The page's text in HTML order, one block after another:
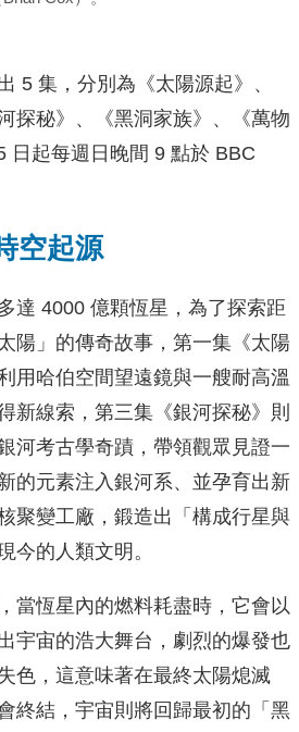
5 集，分別為《太陽源起》、
探秘》、《黑洞家族》、《萬物
日起每週日晚間 9 點於 BBC
空起源
達 4000 億顆恆星，為了探索距
陽」的傳奇故事，第一集《太陽
用哈伯空間望遠鏡與一艘耐高溫
新線索，第三集《銀河探秘》則
河考古學奇蹟，帶領觀眾見證一
的元素注入銀河系、並孕育出新
聚變工廠，鍛造出「構成行星與
今的人類文明。
當恆星內的燃料耗盡時，它會以
宇宙的浩大舞台，劇烈的爆發也
色，這意味著在最終太陽熄滅
終結，宇宙則將回歸最初的「黑